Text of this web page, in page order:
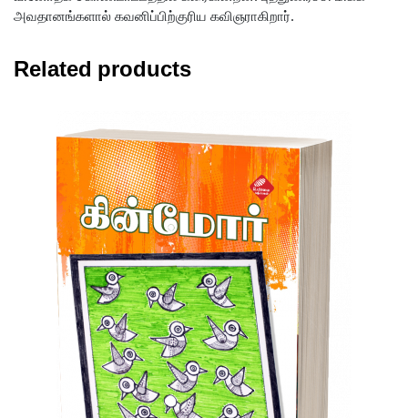
அவதானங்களால் கவனிப்பிற்குரிய கவிஞராகிறார்.
Related products